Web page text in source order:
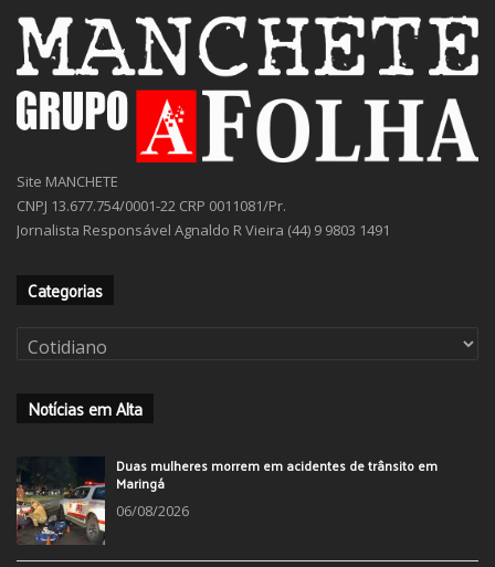
Site MANCHETE
CNPJ 13.677.754/0001-22 CRP 0011081/Pr.
Jornalista Responsável Agnaldo R Vieira (44) 9 9803 1491
Categorias
Categorias
Notícias em Alta
Duas mulheres morrem em acidentes de trânsito em
Maringá
06/08/2026